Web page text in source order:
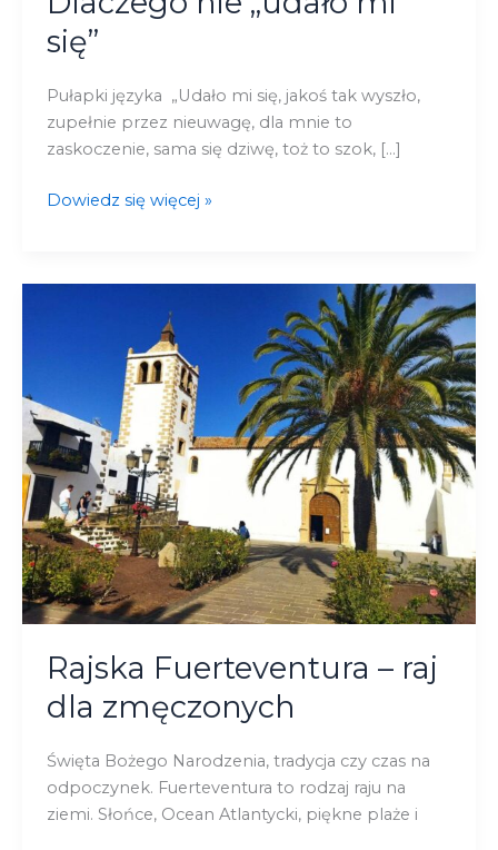
się”
Pułapki języka „Udało mi się, jakoś tak wyszło,
zupełnie przez nieuwagę, dla mnie to
zaskoczenie, sama się dziwę, toż to szok, […]
Dowiedz się więcej »
Rajska Fuerteventura – raj
dla zmęczonych
Święta Bożego Narodzenia, tradycja czy czas na
odpoczynek. Fuerteventura to rodzaj raju na
ziemi. Słońce, Ocean Atlantycki, piękne plaże i
dla
zmęczonych